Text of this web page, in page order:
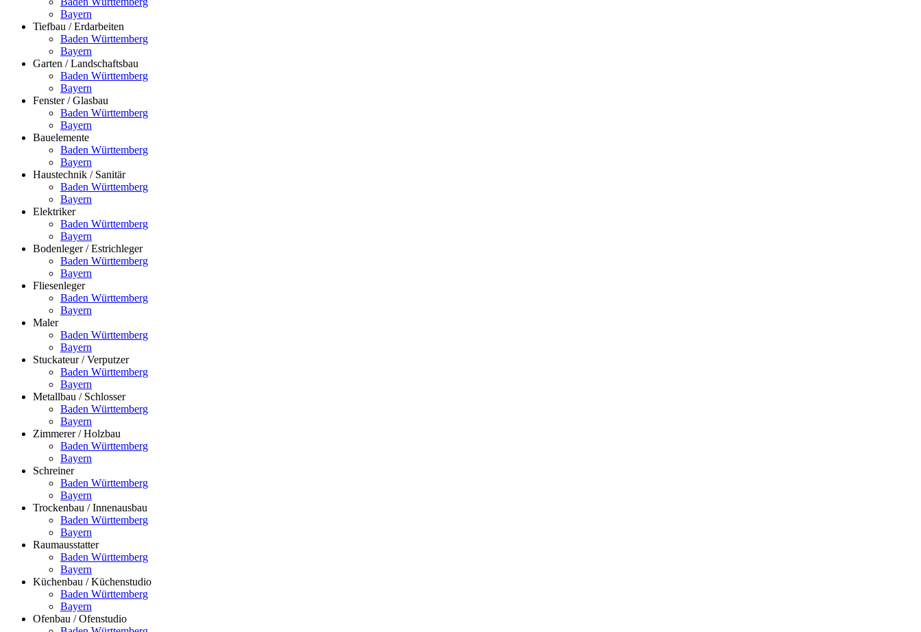
Bayern
Tiefbau / Erdarbeiten
Baden Württemberg
Bayern
Garten / Landschaftsbau
Baden Württemberg
Bayern
Fenster / Glasbau
Baden Württemberg
Bayern
Bauelemente
Baden Württemberg
Bayern
Haustechnik / Sanitär
Baden Württemberg
Bayern
Elektriker
Baden Württemberg
Bayern
Bodenleger / Estrichleger
Baden Württemberg
Bayern
Fliesenleger
Baden Württemberg
Bayern
Maler
Baden Württemberg
Bayern
Stuckateur / Verputzer
Baden Württemberg
Bayern
Metallbau / Schlosser
Baden Württemberg
Bayern
Zimmerer / Holzbau
Baden Württemberg
Bayern
Schreiner
Baden Württemberg
Bayern
Trockenbau / Innenausbau
Baden Württemberg
Bayern
Raumausstatter
Baden Württemberg
Bayern
Küchenbau / Küchenstudio
Baden Württemberg
Bayern
Ofenbau / Ofenstudio